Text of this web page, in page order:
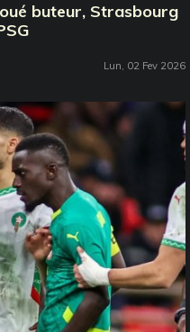
buteur, Strasbourg
Lun, 02 Fev 2026